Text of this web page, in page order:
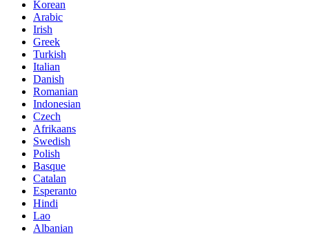
Korean
Arabic
Irish
Greek
Turkish
Italian
Danish
Romanian
Indonesian
Czech
Afrikaans
Swedish
Polish
Basque
Catalan
Esperanto
Hindi
Lao
Albanian